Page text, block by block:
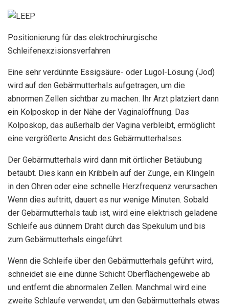
Positionierung für das elektrochirurgische
Schleifenexzisionsverfahren
Eine sehr verdünnte Essigsäure- oder Lugol-Lösung (Jod)
wird auf den Gebärmutterhals aufgetragen, um die
abnormen Zellen sichtbar zu machen. Ihr Arzt platziert dann
ein Kolposkop in der Nähe der Vaginalöffnung. Das
Kolposkop, das außerhalb der Vagina verbleibt, ermöglicht
eine vergrößerte Ansicht des Gebärmutterhalses.
Der Gebärmutterhals wird dann mit örtlicher Betäubung
betäubt. Dies kann ein Kribbeln auf der Zunge, ein Klingeln
in den Ohren oder eine schnelle Herzfrequenz verursachen.
Wenn dies auftritt, dauert es nur wenige Minuten. Sobald
der Gebärmutterhals taub ist, wird eine elektrisch geladene
Schleife aus dünnem Draht durch das Spekulum und bis
zum Gebärmutterhals eingeführt.
Wenn die Schleife über den Gebärmutterhals geführt wird,
schneidet sie eine dünne Schicht Oberflächengewebe ab
und entfernt die abnormalen Zellen. Manchmal wird eine
zweite Schlaufe verwendet, um den Gebärmutterhals etwas